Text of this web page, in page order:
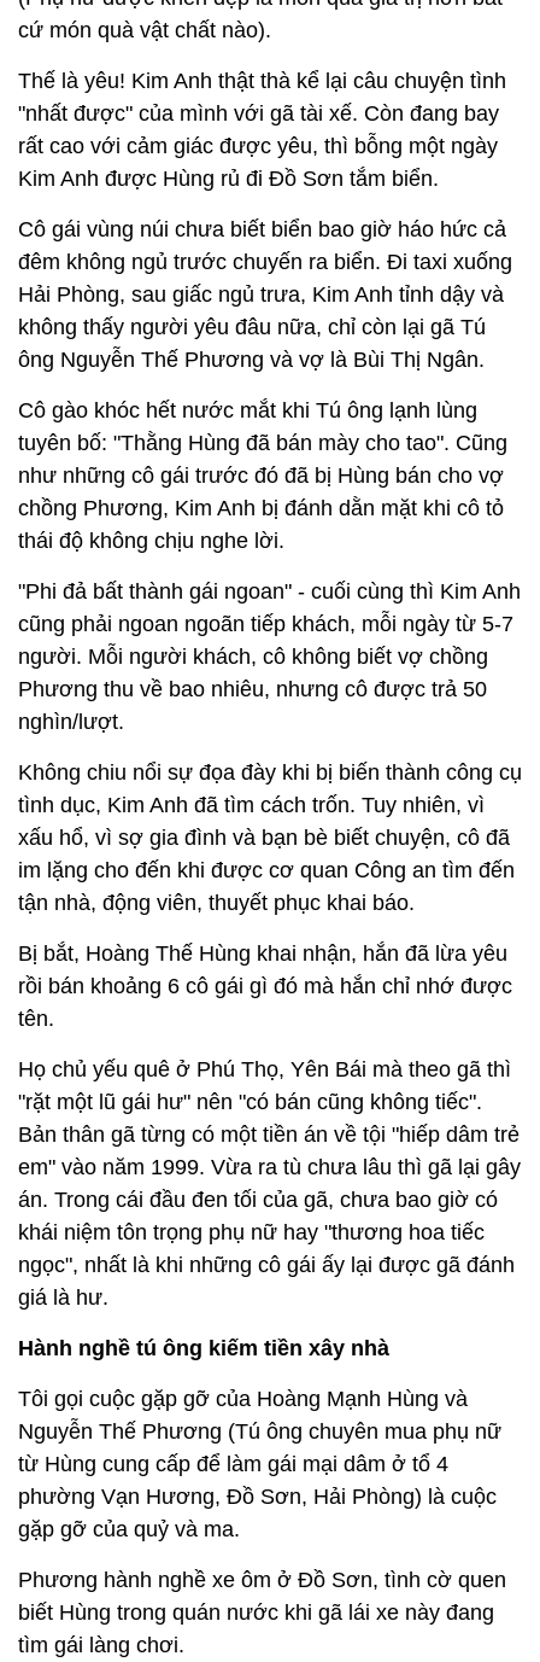
cứ món quà vật chất nào).
Thế là yêu! Kim Anh thật thà kể lại câu chuyện tình
"nhất được" của mình với gã tài xế. Còn đang bay
rất cao với cảm giác được yêu, thì bỗng một ngày
Kim Anh được Hùng rủ đi Đồ Sơn tắm biển.
Cô gái vùng núi chưa biết biển bao giờ háo hức cả
đêm không ngủ trước chuyến ra biển. Đi taxi xuống
Hải Phòng, sau giấc ngủ trưa, Kim Anh tỉnh dậy và
không thấy người yêu đâu nữa, chỉ còn lại gã Tú
ông Nguyễn Thế Phương và vợ là Bùi Thị Ngân.
Cô gào khóc hết nước mắt khi Tú ông lạnh lùng
tuyên bố: "Thằng Hùng đã bán mày cho tao". Cũng
như những cô gái trước đó đã bị Hùng bán cho vợ
chồng Phương, Kim Anh bị đánh dằn mặt khi cô tỏ
thái độ không chịu nghe lời.
"Phi đả bất thành gái ngoan" - cuối cùng thì Kim Anh
cũng phải ngoan ngoãn tiếp khách, mỗi ngày từ 5-7
người. Mỗi người khách, cô không biết vợ chồng
Phương thu về bao nhiêu, nhưng cô được trả 50
nghìn/lượt.
Không chiu nổi sự đọa đày khi bị biến thành công cụ
tình dục, Kim Anh đã tìm cách trốn. Tuy nhiên, vì
xấu hổ, vì sợ gia đình và bạn bè biết chuyện, cô đã
im lặng cho đến khi được cơ quan Công an tìm đến
tận nhà, động viên, thuyết phục khai báo.
Bị bắt, Hoàng Thế Hùng khai nhận, hắn đã lừa yêu
rồi bán khoảng 6 cô gái gì đó mà hắn chỉ nhớ được
tên.
Họ chủ yếu quê ở Phú Thọ, Yên Bái mà theo gã thì
"rặt một lũ gái hư" nên "có bán cũng không tiếc".
Bản thân gã từng có một tiền án về tội "hiếp dâm trẻ
em" vào năm 1999. Vừa ra tù chưa lâu thì gã lại gây
án. Trong cái đầu đen tối của gã, chưa bao giờ có
khái niệm tôn trọng phụ nữ hay "thương hoa tiếc
ngọc", nhất là khi những cô gái ấy lại được gã đánh
giá là hư.
Hành nghề tú ông kiếm tiền xây nhà
Tôi gọi cuộc gặp gỡ của Hoàng Mạnh Hùng và
Nguyễn Thế Phương (Tú ông chuyên mua phụ nữ
từ Hùng cung cấp để làm gái mại dâm ở tổ 4
phường Vạn Hương, Đồ Sơn, Hải Phòng) là cuộc
gặp gỡ của quỷ và ma.
Phương hành nghề xe ôm ở Đồ Sơn, tình cờ quen
biết Hùng trong quán nước khi gã lái xe này đang
tìm gái làng chơi.